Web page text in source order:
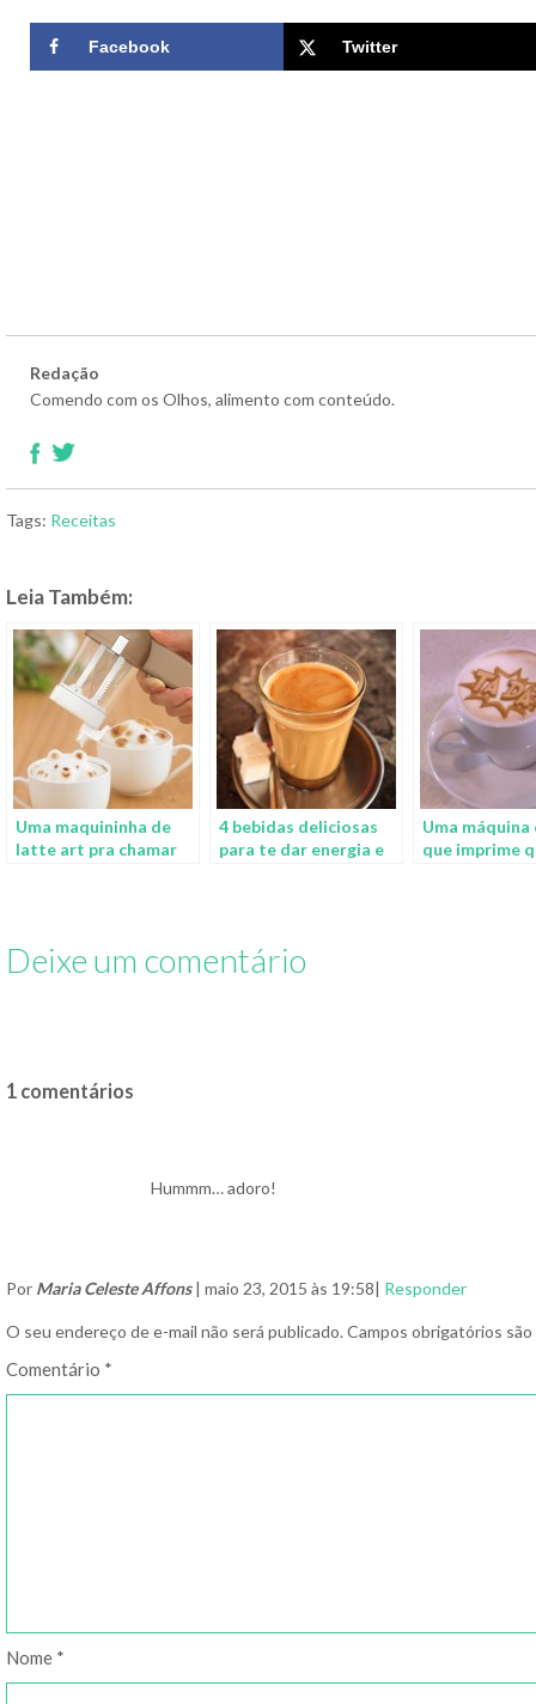
Facebook Twitter
Redação
Comendo com os Olhos, alimento com conteúdo.
Tags: Receitas
Leia Também:
Uma maquininha de
latte art pra chamar
4 bebidas deliciosas
para te dar energia e
Uma máquina
que imprime
Deixe um comentário
1 comentários
Hummm… adoro!
Por Maria Celeste Affons| maio 23, 2015 às 19:58| Responder
O seu endereço de e-mail não será publicado. Campos obrigatórios
Comentário *
Nome *